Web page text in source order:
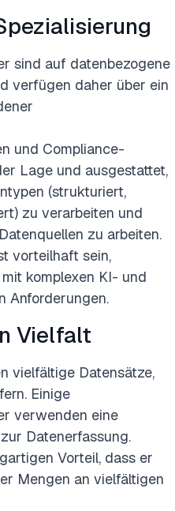
sind auf datenbezogene
verfügen daher über ein
und Compliance-
Lage und ausgestattet,
(strukturiert,
zu verarbeiten und
zu arbeiten.
vorteilhaft sein,
komplexen KI- und
Anforderungen.
Vielfalt
vielfältige Datensätze,
Einige
verwenden eine
zur Datenerfassung.
Vorteil, dass er
Mengen an vielfältigen